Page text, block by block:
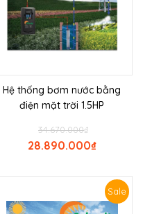
Hệ thống bơm nước bằng
điện mặt trời 1.5HP
₫
34.670.000
₫
28.890.000
Sale